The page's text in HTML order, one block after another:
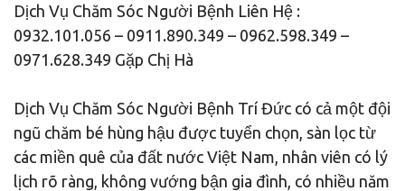
Dịch Vụ Chăm Sóc Người Bệnh Liên Hệ :
0932.101.056 – 0911.890.349 – 0962.598.349 –
0971.628.349 Gặp Chị Hà
Dịch Vụ Chăm Sóc Người Bệnh Trí Đức có cả một đội
ngũ chăm bé hùng hậu được tuyển chọn, sàn lọc từ
các miền quê của đất nước Việt Nam, nhân viên có lý
lịch rõ ràng, không vướng bận gia đình, có nhiều năm